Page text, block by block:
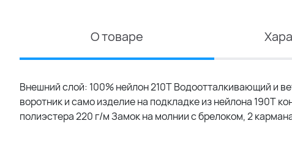
О товаре
Внешний слой: 100% нейлон 210Т Водоотталкивающий и
воротник и само изделие на подкладке из нейлона 190T
полиэстера 220 г/м Замок на молнии с брелоком, 2